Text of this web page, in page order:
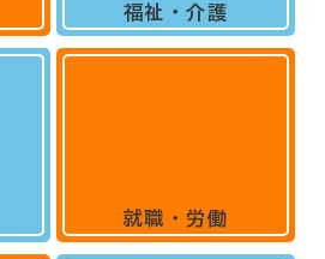
福祉・介護
就職・労働